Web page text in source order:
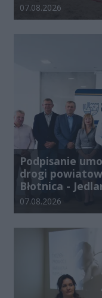
Data dodania galerii:
07.08.2026
Podpisanie
drogi
Błotnica -
Data dodania galerii:
07.08.2026